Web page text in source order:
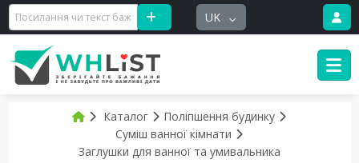
UK
Каталог
Поліпшення будинку
Суміш ванної кімнати
Заглушки для ванної та умивальника